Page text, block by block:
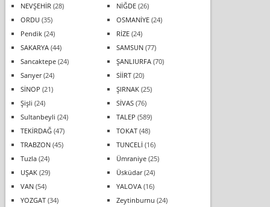
NEVŞEHİR (28) NİĞDE(26)
ORDU (35) OSMANİYE(24)
Pendik(24) RİZE(24)
SAKARYA(44) SAMSUN(77)
Sancaktepe(24) ŞANLIURFA(70)
Sarıyer(24) SİİRT(20)
SİNOP (21) ŞIRNAK(25)
Şişli (24) SİVAS(76)
Sultanbeyli (24) TALEP (589)
TEKİRDAĞ(47) TOKAT(48)
TRABZON(45) TUNCELİ (16)
Tuzla(24) Ümraniye(25)
UŞAK(29) Üsküdar(24)
VAN(54) YALOVA(16)
YOZGAT(34) Zeytinburnu (24)